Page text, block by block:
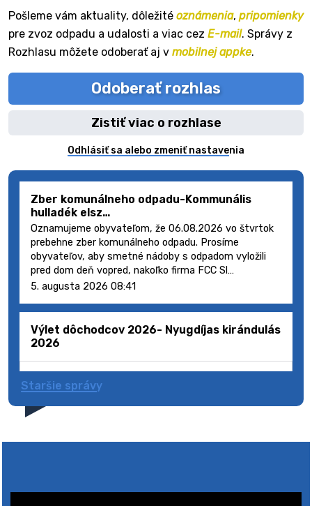
Pošleme vám aktuality, dôležité oznámenia, pripomienky
pre zvoz odpadu a udalosti a viac cez E-mail. Správy z
Rozhlasu môžete odoberať aj v mobilnej appke.
Odoberať rozhlas
Zistiť viac o rozhlase
Odhlásiť sa alebo zmeniť nastavenia
Zber komunálneho odpadu-Kommunális
hulladék elsz…
Oznamujeme obyvateľom, že 06.08.2026 vo štvrtok
prebehne zber komunálneho odpadu. Prosíme
obyvateľov, aby smetné nádoby s odpadom vyložili
pred dom deň vopred, nakoľko firma FCC Sl…
5. augusta 2026 08:41
Výlet dôchodcov 2026- Nyugdíjas kirándulás
2026
Staršie správy